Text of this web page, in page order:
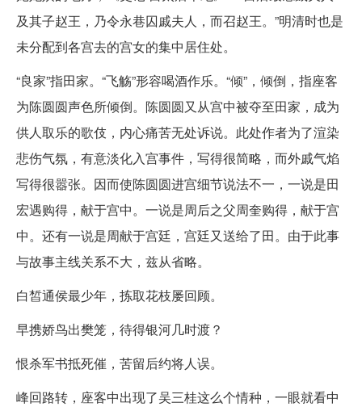
及其子赵王，乃令永巷囚戚夫人，而召赵王。”明清时也是
未分配到各宫去的宫女的集中居住处。
“良家”指田家。“飞觞”形容喝酒作乐。“倾”，倾倒，指座客
为陈圆圆声色所倾倒。陈圆圆又从宫中被夺至田家，成为
供人取乐的歌伎，内心痛苦无处诉说。此处作者为了渲染
悲伤气氛，有意淡化入宫事件，写得很简略，而外戚气焰
写得很嚣张。因而使陈圆圆进宫细节说法不一，一说是田
宏遇购得，献于宫中。一说是周后之父周奎购得，献于宫
中。还有一说是周献于宫廷，宫廷又送给了田。由于此事
与故事主线关系不大，兹从省略。
白皙通侯最少年，拣取花枝屡回顾。
早携娇鸟出樊笼，待得银河几时渡？
恨杀军书抵死催，苦留后约将人误。
峰回路转，座客中出现了吴三桂这么个情种，一眼就看中